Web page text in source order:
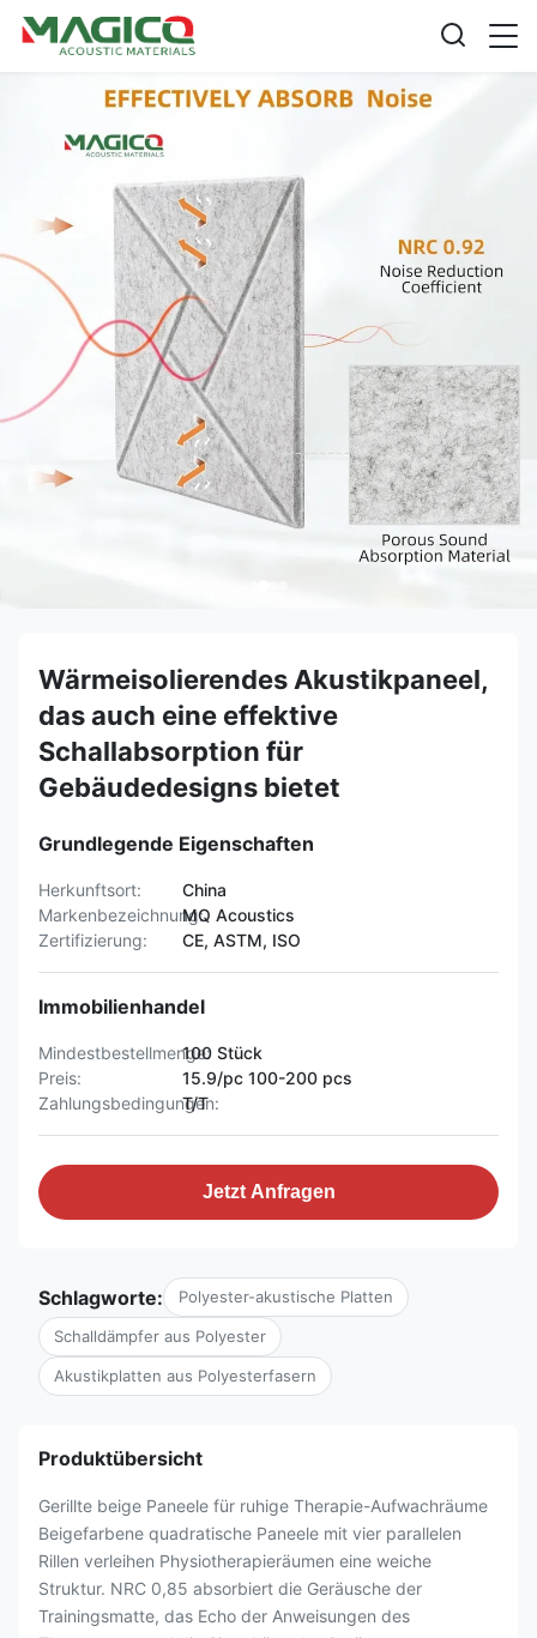
Wärmeisolierendes Akustikpaneel,
das auch eine effektive
Schallabsorption für
Gebäudedesigns bietet
Grundlegende Eigenschaften
Herkunftsort:
China
Markenbezeichnung:MQ Acoustics
Zertifizierung:
CE, ASTM, ISO
Immobilienhandel
Mindestbestellmenge:100 Stück
Preis:
15.9/pc 100-200 pcs
Zahlungsbedingungen:
T/T
Jetzt Anfragen
Schlagworte: Polyester-akustische Platten
Schalldämpfer aus Polyester
Akustikplatten aus Polyesterfasern
Produktübersicht
Gerillte beige Paneele für ruhige Therapie-Aufwachräume
Beigefarbene quadratische Paneele mit vier parallelen
Rillen verleihen Physiotherapieräumen eine weiche
Struktur. NRC 0,85 absorbiert die Geräusche der
Trainingsmatte, das Echo der Anweisungen des